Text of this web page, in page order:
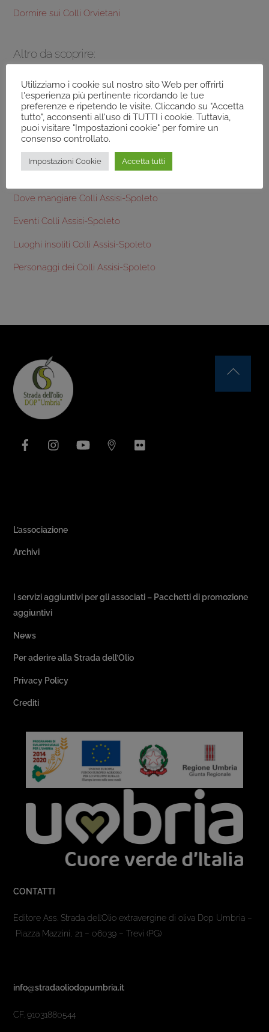
Dormire sui Colli Orvietani
Altro da scoprire:
Terre dei Colli Assisi e Spoleto
Frantoi Colli Assisi-Spoleto
Prodotti tipici Colli Assisi-Spoleto
Aziende Agricole Colli Assisi-Spoleto
Dove mangiare Colli Assisi-Spoleto
Eventi Colli Assisi-Spoleto
Luoghi insoliti Colli Assisi-Spoleto
Personaggi dei Colli Assisi-Spoleto
YouTube
L’associazione
Archivi
I servizi aggiuntivi per gli associati – Pacchetti di promozione
aggiuntivi
News
Per aderire alla Strada dell’Olio
Privacy Policy
Crediti
CONTATTI
Editore Ass. Strada dell’Olio extravergine di oliva Dop Umbria –
Piazza Mazzini, 21 – 06039 – Trevi (PG)
info@stradaoliodopumbria.it
CF. 91031880544
Utilizziamo i cookie sul nostro sito Web per offrirti
l'esperienza più pertinente ricordando le tue
preferenze e ripetendo le visite. Cliccando su "Accetta
tutto", acconsenti all'uso di TUTTI i cookie. Tuttavia,
puoi visitare "Impostazioni cookie" per fornire un
consenso controllato.
Impostazioni Cookie Accetta tutti